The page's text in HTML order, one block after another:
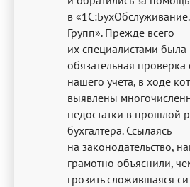
в
Групп». Прежде всего
их специалистами
обязательная проверка
нашего учета, в ходе
выявлены
недостатки в прошлой
бухгалтера. Ссылаясь
на законодательство,
грамотно объяснили,
грозить сложившаяся